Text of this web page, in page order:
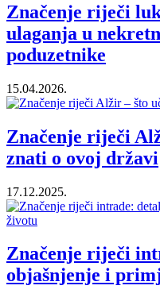
Značenje riječi
ulaganja u
poduzetnike
15.04.2026.
Značenje riječi
znati o ovoj državi
17.12.2025.
Značenje riječi
objašnjenje i